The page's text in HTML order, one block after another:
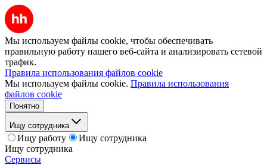
Мы используем файлы cookie, чтобы обеспечивать
правильную работу нашего веб-сайта и анализировать сетевой
трафик.
Правила использования файлов cookie
Мы используем файлы cookie. Правила использования
файлов cookie
Понятно
Ищу сотрудника
Ищу работу
Ищу сотрудника
Ищу сотрудника
Сервисы